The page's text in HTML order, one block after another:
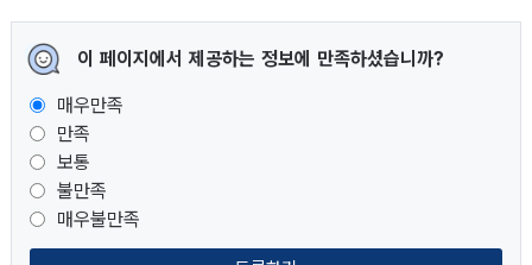
이 페이지에서 제공하는 정보에 만족하셨습니까?
매우만족
만족
보통
불만족
매우불만족